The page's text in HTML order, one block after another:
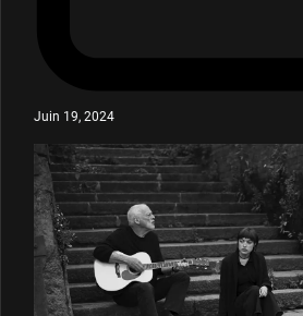
Juin 19, 2024